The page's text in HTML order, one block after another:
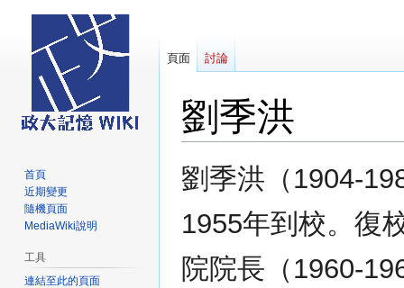
劉季洪
跳
至
跳
至
劉季洪（1904-
1955年到校。復
院院長（1960-
頁面 討論
首頁
近期變更
隨機頁面
MediaWiki說明
工具
連結至此的頁面